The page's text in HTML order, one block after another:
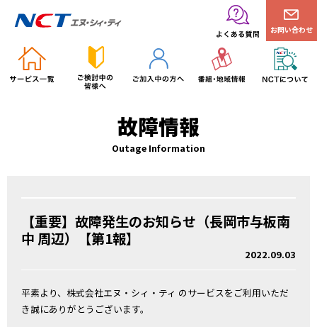
お問い合わせ
故障情報
Outage Information
【重要】故障発生のお知らせ（長岡市与板南
中 周辺）【第1報】
2022.09.03
平素より、株式会社エヌ・シィ・ティ のサービスをご利用いただ
き誠にありがとうございます。